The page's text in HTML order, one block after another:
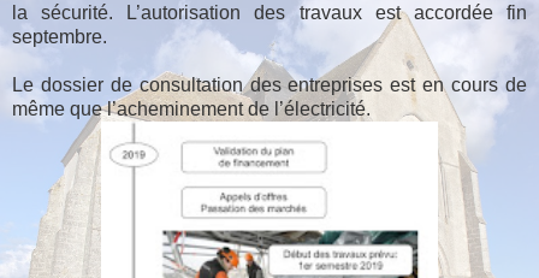
la sécurité. L’autorisation des travaux est accordée fin
septembre.
Le dossier de consultation des entreprises est en cours de
même que l’acheminement de l’électricité.